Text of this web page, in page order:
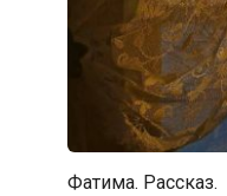
Фатима. Рассказ.